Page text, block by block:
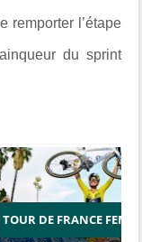
remporter l’étape
du sprint
TOUR DE FRANCE